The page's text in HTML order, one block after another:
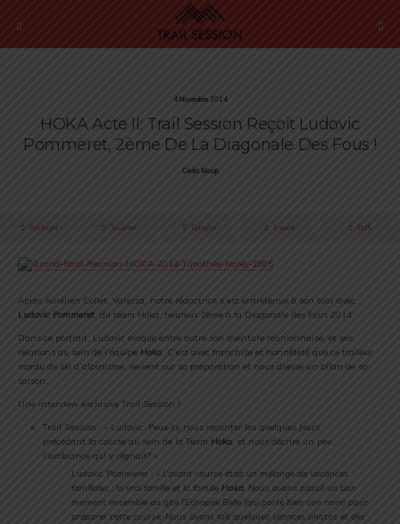
4 Novembre 2014
HOKA Acte II: Trail Session Reçoit Ludovic
Pommeret, 2ème De La Diagonale Des Fous !
Cédric Masip
Partager Tweeter Épingler E-mail SMS
Après Aurélien Collet, Valessa, notre rédactrice s’est entretenue à son tour avec
Ludovic Pommeret, du team Hoka, heureux 2ème à la Diagonale des Fous 2014
Dans ce portrait, Ludovic évoque entre autre son aventure réunionnaise, et ses
relations au sein de l’équipe Hoka . C’est avec franchise et honnêteté que ce traileur
mordu de ski d’alpinisme, revient sur sa préparation et nous dresse un bilan de sa
saison.
Une interview exclusive Trail Session !
Trail Session : « Ludovic, Peux-tu nous raconter les quelques jours
précédant la course au sein de la Team Hoka , et nous décrire un peu
l’ambiance qui y régnait? »
Ludovic Pommeret : « L’avant course était un mélange de vacances
familiales : la vrai famille et la famille Hoka. Nous avons passé un bon
moment ensemble au gite l’Echapée Belle (qui porte bien son nom) pour
préparer cette course. Nous avons fait quelques séances photos et des